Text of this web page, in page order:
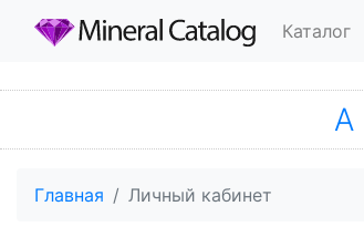
Каталог
Главная Личный кабинет
А